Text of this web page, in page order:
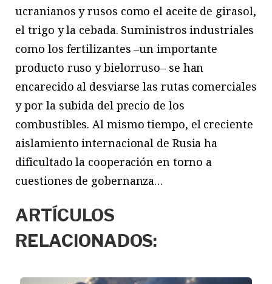
ucranianos y rusos como el aceite de girasol,
el trigo y la cebada. Suministros industriales
como los fertilizantes –un importante
producto ruso y bielorruso– se han
encarecido al desviarse las rutas comerciales
y por la subida del precio de los
combustibles. Al mismo tiempo, el creciente
aislamiento internacional de Rusia ha
dificultado la cooperación en torno a
cuestiones de gobernanza…
ARTÍCULOS
RELACIONADOS: